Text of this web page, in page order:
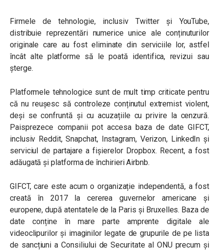
Firmele de tehnologie, inclusiv Twitter și YouTube,
distribuie reprezentări numerice unice ale conținuturilor
originale care au fost eliminate din serviciile lor, astfel
încât alte platforme să le poată identifica, revizui sau
șterge.
Platformele tehnologice sunt de mult timp criticate pentru
că nu reușesc să controleze conținutul extremist violent,
deși se confruntă și cu acuzațiile cu privire la cenzură.
Paisprezece companii pot accesa baza de date GIFCT,
inclusiv Reddit, Snapchat, Instagram, Verizon, LinkedIn și
serviciul de partajare a fișierelor Dropbox. Recent, a fost
adăugată și platforma de închirieri Airbnb.
GIFCT, care este acum o organizație independentă, a fost
creată în 2017 la cererea guvernelor americane și
europene, după atentatele de la Paris și Bruxelles. Baza de
date conține în mare parte amprente digitale ale
videoclipurilor și imaginilor legate de grupurile de pe lista
de sancțiuni a Consiliului de Securitate al ONU precum și